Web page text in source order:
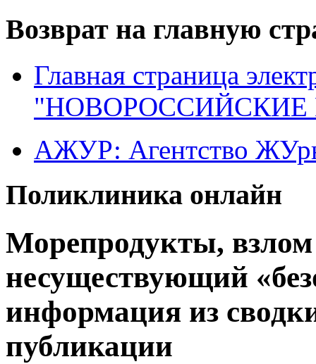
Возврат на главную
Главная страница
"НОВОРОССИЙСКИЕ
АЖУР: Агентство
Поликлиника онлайн
Морепродукты,
несуществующий
информация из
публикации